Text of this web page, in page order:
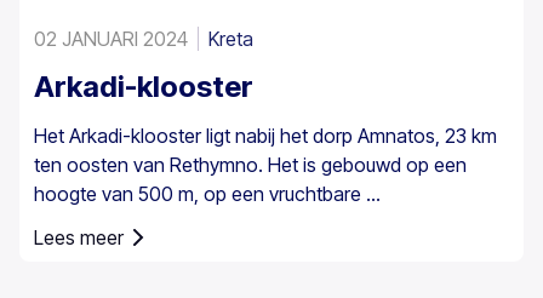
02 JANUARI 2024 Kreta
Arkadi-klooster
Het Arkadi-klooster ligt nabij het dorp Amnatos, 23 km
ten oosten van Rethymno. Het is gebouwd op een
hoogte van 500 m, op een vruchtbare ...
Lees meer